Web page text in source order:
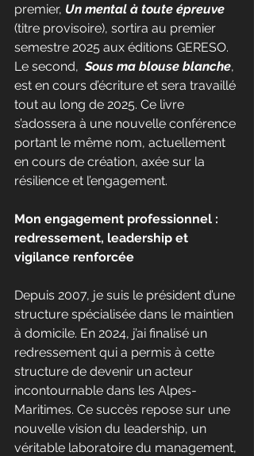
premier, Un mental à toute épreuve
(titre provisoire), sortira au premier
semestre 2025 aux éditions GERESO.
Le second, Sous ma blouse blanche,
est en cours d’écriture et sera travaillé
tout au long de 2025. Ce livre
s’adossera à une nouvelle conférence
portant le même nom, actuellement
en cours de création, axée sur la
résilience et l’engagement.
Mon engagement professionnel :
redressement, leadership et
vigilance renforcée
Depuis 2007, je suis le président d’une
structure spécialisée dans le maintien
à domicile. En 2024, j’ai finalisé un
redressement qui a permis à cette
structure de devenir un acteur
incontournable dans les Alpes-
Maritimes. Ce succès repose sur une
nouvelle vision du leadership, un
véritable laboratoire du management,